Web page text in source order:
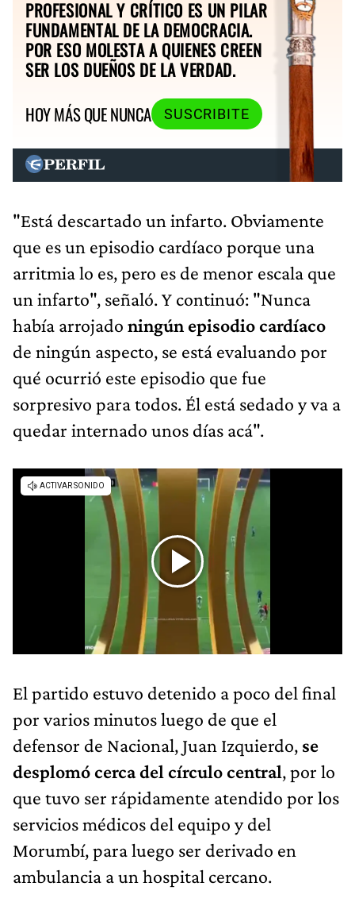
PROFESIONAL Y CRÍTICO ES UN PILAR
FUNDAMENTAL DE LA DEMOCRACIA.
POR ESO MOLESTA A QUIENES CREEN
SER LOS DUEÑOS DE LA VERDAD.
HOY MÁS QUE NUNCA
SUSCRIBITE
"Está descartado un infarto. Obviamente
que es un episodio cardíaco porque una
arritmia lo es, pero es de menor escala que
un infarto", señaló. Y continuó: "Nunca
había arrojado ningún episodio cardíaco
de ningún aspecto, se está evaluando por
qué ocurrió este episodio que fue
sorpresivo para todos. Él está sedado y va a
quedar internado unos días acá".
El partido estuvo detenido a poco del final
por varios minutos luego de que el
defensor de Nacional, Juan Izquierdo, se
desplomó cerca del círculo central, por lo
que tuvo ser rápidamente atendido por los
servicios médicos del equipo y del
Morumbí, para luego ser derivado en
ambulancia a un hospital cercano.